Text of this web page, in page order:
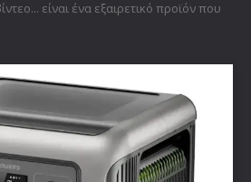
είναι ένα εξαιρετικό προϊόν που